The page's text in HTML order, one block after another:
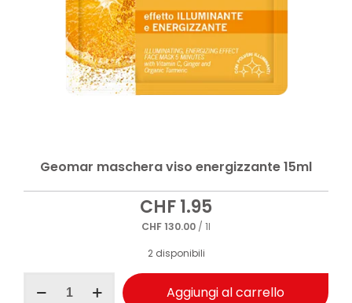
Geomar maschera viso energizzante 15ml
CHF1.95
CHF130.00 / 1l
2 disponibili
maschera
Aggiungi al carrello